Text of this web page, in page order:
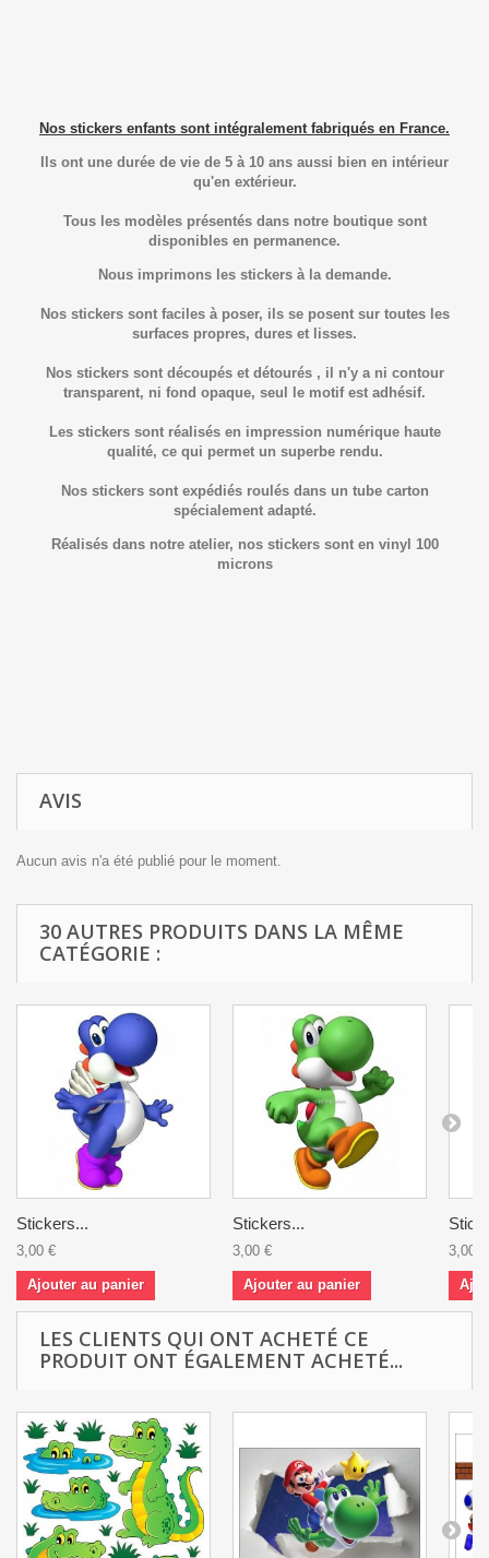
Nos stickers enfants sont intégralement fabriqués en France.
Ils ont une durée de vie de 5 à 10 ans aussi bien en intérieur
qu'en extérieur.
Tous les modèles présentés dans notre boutique sont
disponibles en permanence.
Nous imprimons les stickers à la demande.
Nos stickers sont faciles à poser, ils se posent sur toutes les
surfaces propres, dures et lisses.
Nos stickers sont découpés et détourés , il n'y a ni contour
transparent, ni fond opaque, seul le motif est adhésif.
Les stickers sont réalisés en impression numérique haute
qualité, ce qui permet un superbe rendu.
Nos stickers sont expédiés roulés dans un tube carton
spécialement adapté.
Réalisés dans notre atelier, nos stickers sont en vinyl 100
microns
AVIS
Aucun avis n'a été publié pour le moment.
30 AUTRES PRODUITS DANS LA MÊME
CATÉGORIE :
Stickers...
3,00 €
Ajouter au panier
Stickers...
3,00 €
Ajouter au panier
3,00 €
LES CLIENTS QUI ONT ACHETÉ CE
PRODUIT ONT ÉGALEMENT ACHETÉ...